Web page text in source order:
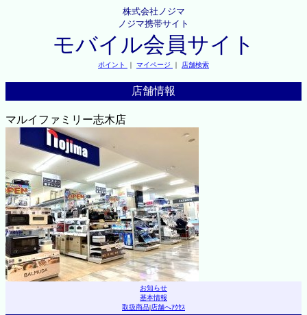
株式会社ノジマ
ノジマ携帯サイト
モバイル会員サイト
ポイント ｜ マイページ ｜ 店舗検索
店舗情報
マルイファミリー志木店
お知らせ
基本情報
取扱商品|店舗へｱｸｾｽ